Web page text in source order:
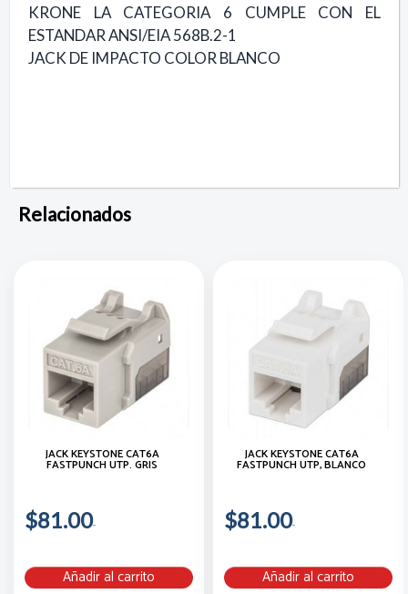
KRONE LA CATEGORIA 6 CUMPLE CON EL
ESTANDAR ANSI/EIA 568B.2-1
JACK DE IMPACTO COLOR BLANCO
Relacionados
JACK KEYSTONE CAT6A
FASTPUNCH UTP. GRIS
$81.00
Añadir al carrito
JACK KEYSTONE CAT6A
FASTPUNCH UTP, BLANCO
$81.00
Añadir al carrito